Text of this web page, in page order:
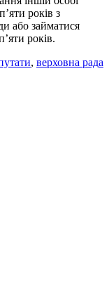
років з
або займатися
років.
, верховна рада